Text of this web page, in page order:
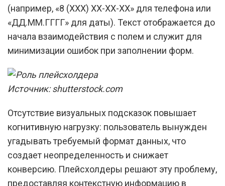
(например, «8 (ХХХ) ХХ-ХХ-ХХ» для телефона или
«ДД.ММ.ГГГГ» для даты). Текст отображается до
начала взаимодействия с полем и служит для
минимизации ошибок при заполнении форм.
Источник: shutterstock.com
Отсутствие визуальных подсказок повышает
когнитивную нагрузку: пользователь вынужден
угадывать требуемый формат данных, что
создает неопределенность и снижает
конверсию. Плейсхолдеры решают эту проблему,
предоставляя контекстную информацию в